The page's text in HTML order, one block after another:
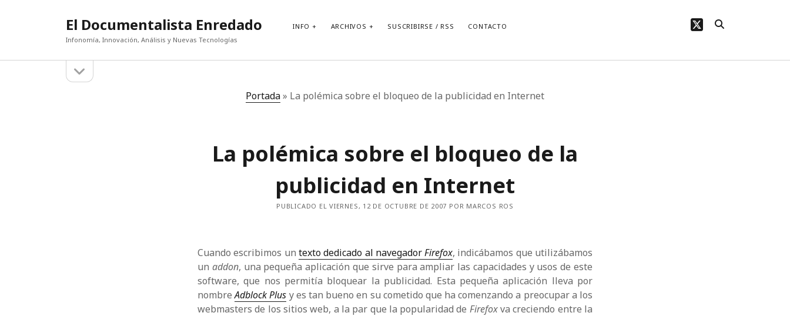
El Documentalista Enredado
Infonomía, Innovación, Análisis y Nuevas Tecnologías
INFO ARCHIVOS SUSCRIBIRSE / RSS CONTACTO twitter
la
Portada» La polémica sobre el bloqueo de la publicidad en Internet
La polémica sobre el bloqueo de la
publicidad en Internet
PUBLICADO EL VIERNES, 12 DE OCTUBRE DE 2007 POR MARCOS ROS
Cuando escribimos un texto dedicado al navegadorFirefox, indicábamos que utilizábamos
un addon, una pequeña aplicación que sirve para ampliar las capacidades y usos de este
software, que nos permitía bloquear la publicidad. Esta pequeña aplicación lleva por
nombreAdblock Plus y es tan bueno en su cometido que ha comenzando a preocupar a los
webmasters de los sitios web, a la par que la popularidad de Firefoxva creciendo entre la